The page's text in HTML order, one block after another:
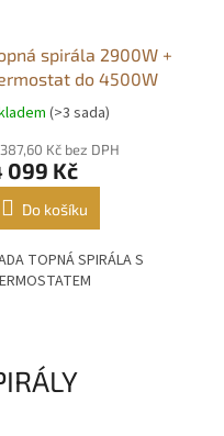
spirála 2900W +
do 4500W
5,0
(>3 sada)
Kč bez DPH
099 Kč
Do košíku
TOPNÁ SPIRÁLA S